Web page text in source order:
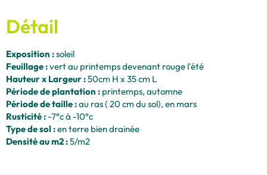
Détail
Exposition :soleil
Feuillage :vert au printemps devenant rouge l'été
Hauteur x Largeur :50cm H x 35 cm L
Période de plantation : printemps, automne
Période de taille :au ras ( 20 cm du sol), en mars
Rusticité : -7°c à -10°c
Type de sol :en terre bien drainée
Densité au m2 :5/m2